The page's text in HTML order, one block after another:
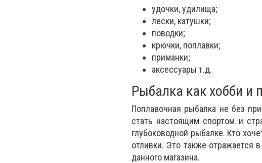
удочки, удилища;
лески, катушки;
поводки;
крючки, поплавки;
приманки;
аксессуары т.д.
Рыбалка как хобби и
Поплавочная рыбалка не без
стать настоящим спортом и
глубоководной рыбалке. Кто
отливки. Это также отражается
данного магазина.